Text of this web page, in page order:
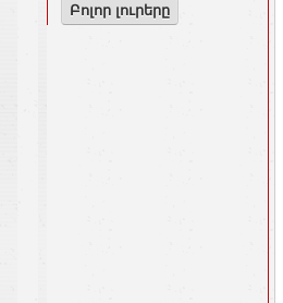
Բոլոր լուրերը